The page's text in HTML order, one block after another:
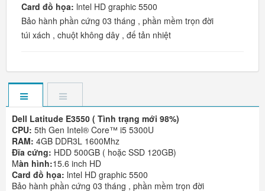
Card đồ họa: lntel HD graphic 5500
Bảo hành phần cứng 03 tháng , phần mềm trọn đời
túi xách , chuột không dây , đế tản nhiệt
Dell Latitude E3550 ( Tình trạng mới 98%)
CPU: 5th Gen Intel® Core™ i5 5300U
RAM: 4GB DDR3L 1600Mhz
Đĩa cứng: HDD 500GB ( hoặc SSD 120GB)
Màn hình:15.6 inch HD
Card đồ họa: lntel HD graphic 5500
Bảo hành phần cứng 03 tháng , phần mềm trọn đời